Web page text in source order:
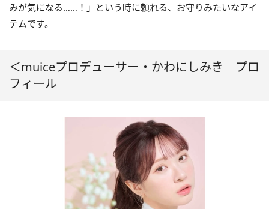
みが気になる……！」という時に頼れる、お守りみたいなアイ
テムです。
＜muiceプロデューサー・かわにしみき プロ
フィール